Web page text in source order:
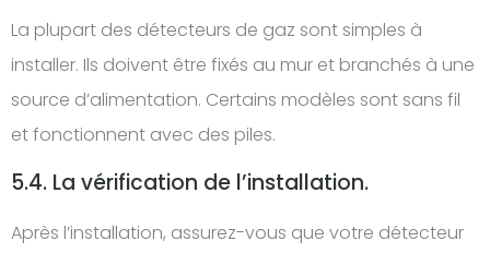
La plupart des détecteurs de gaz sont simples à
installer. Ils doivent être fixés au mur et branchés à une
source d’alimentation. Certains modèles sont sans fil
et fonctionnent avec des piles.
5.4. La vérification de l’installation.
Après l’installation, assurez-vous que votre détecteur